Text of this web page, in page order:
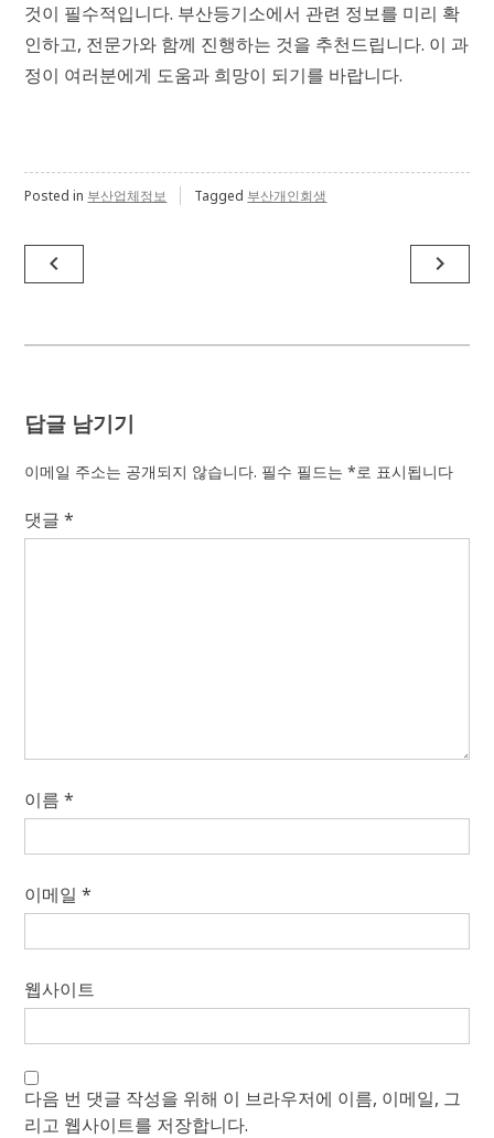
것이 필수적입니다. 부산등기소에서 관련 정보를 미리 확
인하고, 전문가와 함께 진행하는 것을 추천드립니다. 이 과
정이 여러분에게 도움과 희망이 되기를 바랍니다.
Posted in 부산업체정보 Tagged 부산개인회생
글
탐
navigate_before navigate_next
답글 남기기
이메일 주소는 공개되지 않습니다. 필수 필드는*로 표시됩니다
댓글*
이름*
이메일*
웹사이트
다음 번 댓글 작성을 위해 이 브라우저에 이름, 이메일, 그
리고 웹사이트를 저장합니다.